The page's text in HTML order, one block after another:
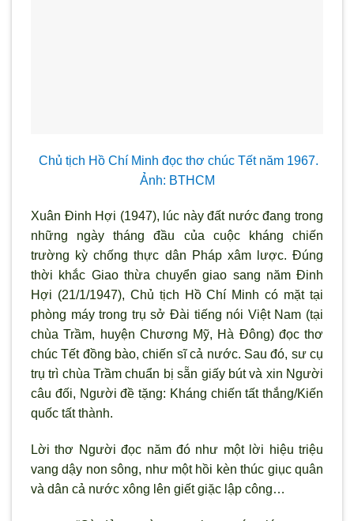
Chủ tịch Hồ Chí Minh đọc thơ chúc Tết năm 1967.
Ảnh: BTHCM
Xuân Đinh Hợi (1947), lúc này đất nước đang trong
những ngày tháng đầu của cuộc kháng chiến
trường kỳ chống thực dân Pháp xâm lược. Đúng
thời khắc Giao thừa chuyển giao sang năm Đinh
Hợi (21/1/1947), Chủ tịch Hồ Chí Minh có mặt tại
phòng máy trong trụ sở Đài tiếng nói Việt Nam (tại
chùa Trầm, huyện Chương Mỹ, Hà Đông) đọc thơ
chúc Tết đồng bào, chiến sĩ cả nước. Sau đó, sư cụ
trụ trì chùa Trầm chuẩn bị sẵn giấy bút và xin Người
câu đối, Người đề tặng: Kháng chiến tất thắng/Kiến
quốc tất thành.
Lời thơ Người đọc năm đó như một lời hiệu triệu
vang dậy non sông, như một hồi kèn thúc giục quân
và dân cả nước xông lên giết giặc lập công…